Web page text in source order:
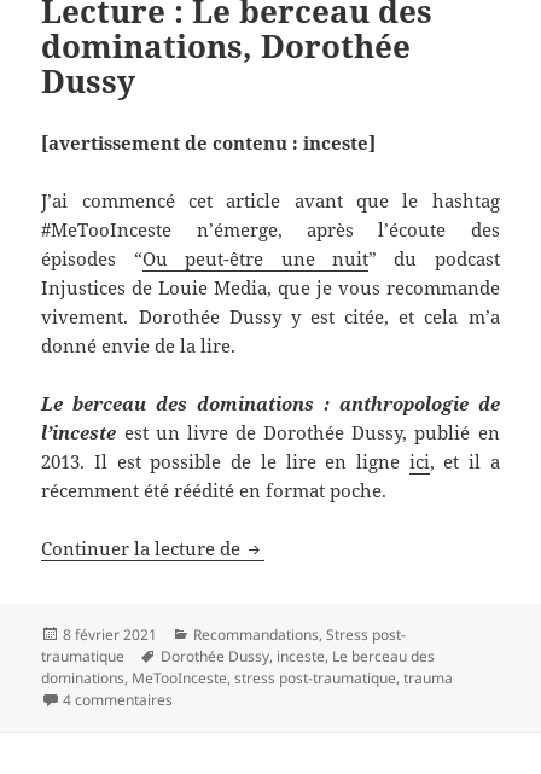
Lecture : Le berceau des
dominations, Dorothée
Dussy
[avertissement de contenu : inceste]
J’ai commencé cet article avant que le hashtag
#MeTooInceste n’émerge, après l’écoute des
épisodes “Ou peut-être une nuit” du podcast
Injustices de Louie Media, que je vous recommande
vivement. Dorothée Dussy y est citée, et cela m’a
donné envie de la lire.
Le berceau des dominations : anthropologie de
l’inceste est un livre de Dorothée Dussy, publié en
2013. Il est possible de le lire en ligne ici, et il a
récemment été réédité en format poche.
Continuer la lecture de Lecture : Le berceau des
Publié
le
8 février 2021 Catégories
Recommandations,Stress post-
traumatique
Mots-
clés
Dorothée Dussy, inceste, Le berceau des
dominations, MeTooInceste,stress post-traumatique,trauma
4 commentaires